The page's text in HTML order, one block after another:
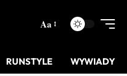
Aa
RUNSTYLE WYWIADY